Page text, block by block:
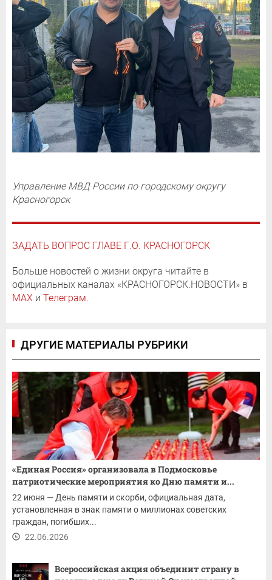
Управление МВД России по городскому округу
Красногорск
ЗАДАТЬ ВОПРОС ГЛАВЕ Г.О. КРАСНОГОРСК
Больше новостей о жизни округа читайте в
официальных каналах «КРАСНОГОРСК.НОВОСТИ» в
MAX и Телеграм.
ДРУГИЕ МАТЕРИАЛЫ РУБРИКИ
«Единая Россия» организовала в Подмосковье
патриотические мероприятия ко Дню памяти и...
22 июня — День памяти и скорби, официальная дата,
установленная в знак памяти о миллионах советских
граждан, погибших...
22.06.2026
Всероссийская акция объединит страну в